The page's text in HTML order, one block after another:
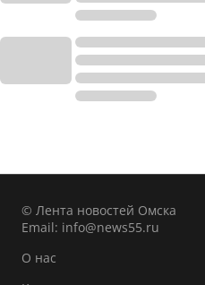
© Лента новостей Омска
Email: info@news55.ru
О нас